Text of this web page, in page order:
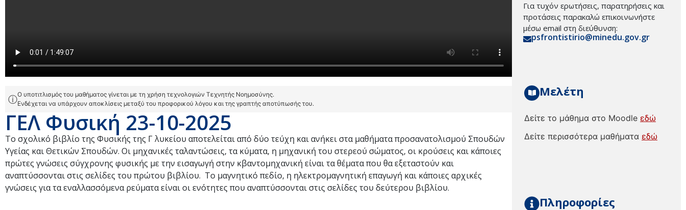
ⓘΟ υποτιτλισμός του μαθήματος γίνεται με τη χρήση τεχνολογιών Τεχνητής Νοημοσύνης.
Ενδέχεται να υπάρχουν αποκλίσεις μεταξύ του προφορικού λόγου και της γραπτής αποτύπωσής του.
ΓΕΛ Φυσική 23-10-2025
Το σχολικό βιβλίο της Φυσικής της Γ λυκείου αποτελείται από δύο τεύχη και ανήκει στα μαθήματα προσανατολισμού Σπουδών
Υγείας και Θετικών Σπουδών. Οι μηχανικές ταλαντώσεις, τα κύματα, η μηχανική του στερεού σώματος, οι κρούσεις και κάποιες
πρώτες γνώσεις σύγχρονης φυσικής με την εισαγωγή στην κβαντομηχανική είναι τα θέματα που θα εξεταστούν και
αναπτύσσονται στις σελίδες του πρώτου βιβλίου. Το μαγνητικό πεδίο, η ηλεκτρομαγνητική επαγωγή και κάποιες αρχικές
γνώσεις για τα εναλλασσόμενα ρεύματα είναι οι ενότητες που αναπτύσσονται στις σελίδες του δεύτερου βιβλίου.
Για τυχόν ερωτήσεις, παρατηρήσεις και
προτάσεις παρακαλώ επικοινωνήστε
μέσω email στη διεύθυνση:
psfrontistirio@minedu.gov.gr
Μελέτη
Δείτε το μάθημα στο Moodle εδώ
Δείτε περισσότερα μαθήματα εδώ
Πληροφορίες